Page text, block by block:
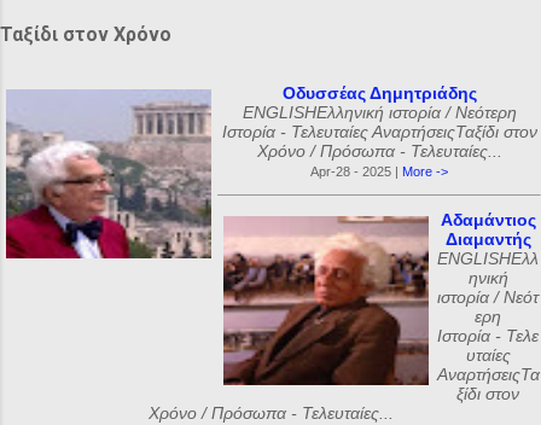
Ταξίδι στον Χρόνο
Οδυσσέας Δημητριάδης
ENGLISHΕλληνική ιστορία / Νεότερη
Ιστορία - Τελευταίες ΑναρτήσειςΤαξίδι στον
Χρόνο / Πρόσωπα - Τελευταίες...
Apr-28 - 2025 | More ->
Αδαμάντιος
Διαμαντής
ENGLISHΕλλ
ηνική
ιστορία / Νεότ
ερη
Ιστορία - Τελε
υταίες
ΑναρτήσειςΤα
ξίδι στον
Χρόνο / Πρόσωπα - Τελευταίες...